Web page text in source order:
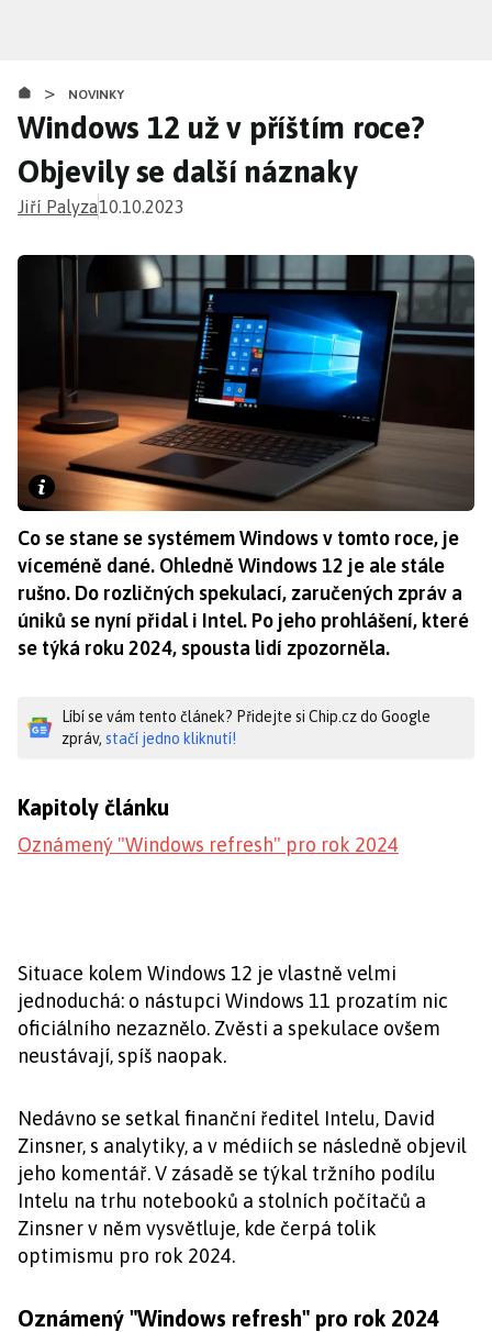
obsahu
> NOVINKY
Windows 12 už v příštím roce?
Objevily se další náznaky
Jiří Palyza10.10.2023
Co se stane se systémem Windows v tomto roce, je
víceméně dané. Ohledně Windows 12 je ale stále
rušno. Do rozličných spekulací, zaručených zpráv a
úniků se nyní přidal i Intel. Po jeho prohlášení, které
se týká roku 2024, spousta lidí zpozorněla.
Líbí se vám tento článek? Přidejte si Chip.cz do Google
zpráv, stačí jedno kliknutí!
Kapitoly článku
Oznámený "Windows refresh" pro rok 2024
Situace kolem Windows 12 je vlastně velmi
jednoduchá: o nástupci Windows 11 prozatím nic
oficiálního nezaznělo. Zvěsti a spekulace ovšem
neustávají, spíš naopak.
Nedávno se setkal finanční ředitel Intelu, David
Zinsner, s analytiky, a v médiích se následně objevil
jeho komentář. V zásadě se týkal tržního podílu
Intelu na trhu notebooků a stolních počítačů a
Zinsner v něm vysvětluje, kde čerpá tolik
optimismu pro rok 2024.
Oznámený "Windows refresh" pro rok 2024